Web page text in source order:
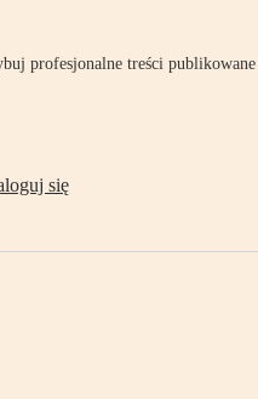
profesjonalne treści publikowane
się